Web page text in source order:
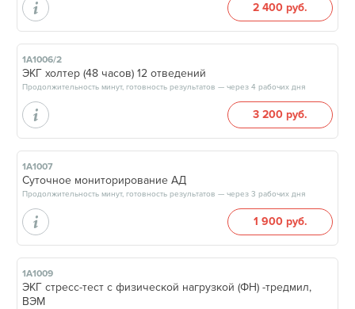
2 400 руб.
1А1006/2
ЭКГ холтер (48 часов) 12 отведений
Продолжительность минут, готовность результатов — через 4 рабочих дня
3 200 руб.
1А1007
Суточное мониторирование АД
Продолжительность минут, готовность результатов — через 3 рабочих дня
1 900 руб.
1А1009
ЭКГ стресс-тест с физической нагрузкой (ФН) -тредмил,
ВЭМ